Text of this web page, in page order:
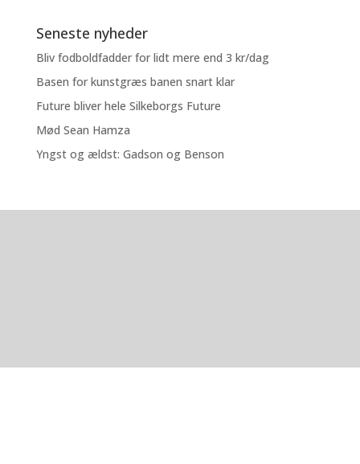
Seneste nyheder
Bliv fodboldfadder for lidt mere end 3 kr/dag
Basen for kunstgræs banen snart klar
Future bliver hele Silkeborgs Future
Mød Sean Hamza
Yngst og ældst: Gadson og Benson